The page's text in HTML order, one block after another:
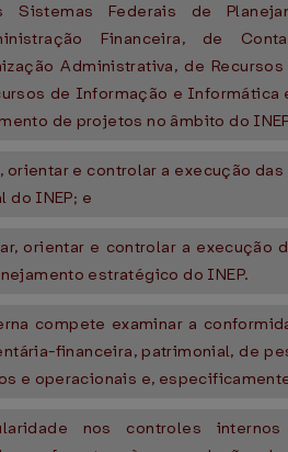
Sistemas Federais de
Financeira, de
Administrativa, de
de Informação e Informática
de projetos no âmbito do
orientar e controlar a execução
do INEP; e
orientar e controlar a execução
estratégico do INEP.
compete examinar a
financeira, patrimonial, de
e operacionais e,
nos controles internos